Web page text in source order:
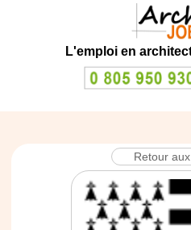
L'emploi en
Retour